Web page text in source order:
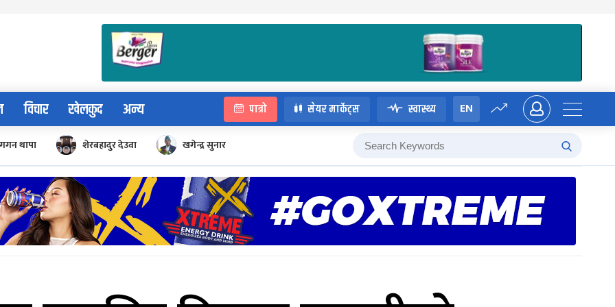
विचार खेलकुद अन्य पात्रो सेयर मार्केट्स स्वास्थ्य EN
गगन थापा शेरबहादुर देउवा खगेन्द्र सुनार